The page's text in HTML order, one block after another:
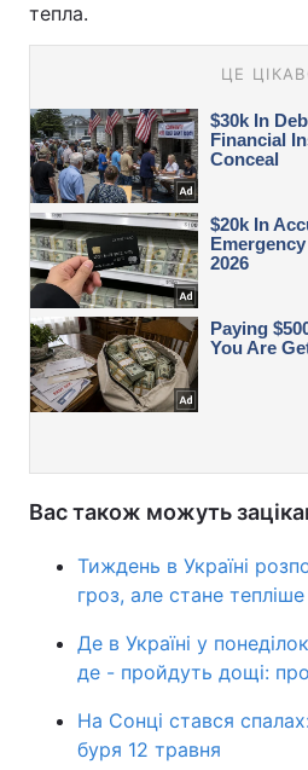
тепла.
Вас також можуть
Тиждень в Україні
гроз, але стане тепліше
Де в Україні у
де - пройдуть дощі:
На Сонці стався
буря 12 травня